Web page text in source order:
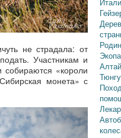
не страдала: от
Участникам и
собираются «короли
монета» с